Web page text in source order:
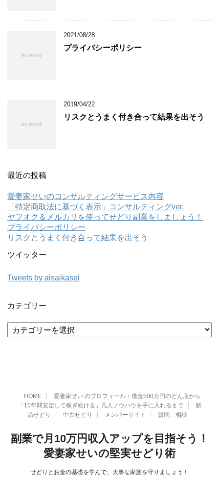
2021/08/28
プライバシーポリシー
2019/04/22
リスクとうまく付き合って結果を出そう
最近の投稿
愛妻家せいのコンサルティングサービス内容
「特定商取法に基づく表示」コンサルティングver.
ヤフオク＆メルカリを使ってせどり副業をしましょう！
プライバシーポリシー
リスクとうまく付き合って結果を出そう
ツイッター
Tweets by aisaikasei
カテゴリー
テ
HOME
愛妻家せい のプロフィール：借金500万円のどん底から
「10年間安定して稼ぎ続ける」凡人ノウハウを手に入れるまで
新
品せどり
中古せどり メンバーサイト 質問、相談
副業で月10万円収入アップを目指そう！
愛妻家せいの堅実せどり術
せどりとお金の基礎を学んで、大事な家族を守りましょう！